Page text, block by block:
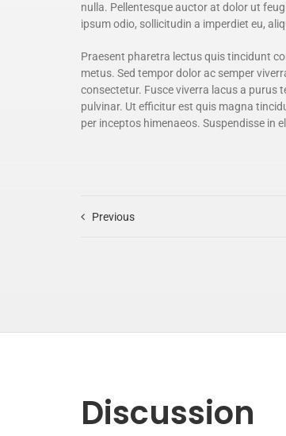
nulla. Pellentesque auctor at dolor ut
ipsum odio, sollicitudin a imperdiet eu,
Praesent pharetra lectus quis tincidunt
metus. Sed tempor dolor ac semper
consectetur. Fusce viverra lacus a purus
pulvinar. Ut efficitur est quis magna
per inceptos himenaeos. Suspendisse in
Previous
Discussion